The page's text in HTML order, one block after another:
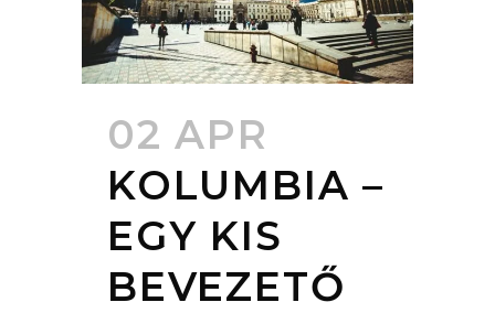
02 APR
KOLUMBIA –
EGY KIS
BEVEZETŐ